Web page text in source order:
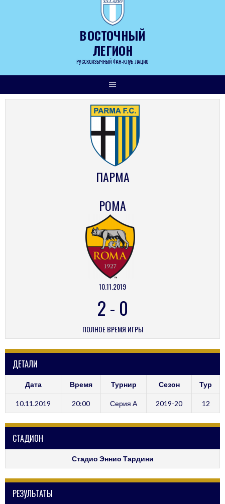
ВОСТОЧНЫЙ
ЛЕГИОН
РУССКОЯЗЫЧНЫЙ ФАН-КЛУБ ЛАЦИО
ПАРМА
РОМА
10.11.2019
2- 0
ПОЛНОЕ ВРЕМЯ ИГРЫ
ДЕТАЛИ
Дата Время Турнир Сезон Тур
10.11.2019 20:00 Серия А 2019-20 12
СТАДИОН
Стадио Эннио Тардини
РЕЗУЛЬТАТЫ